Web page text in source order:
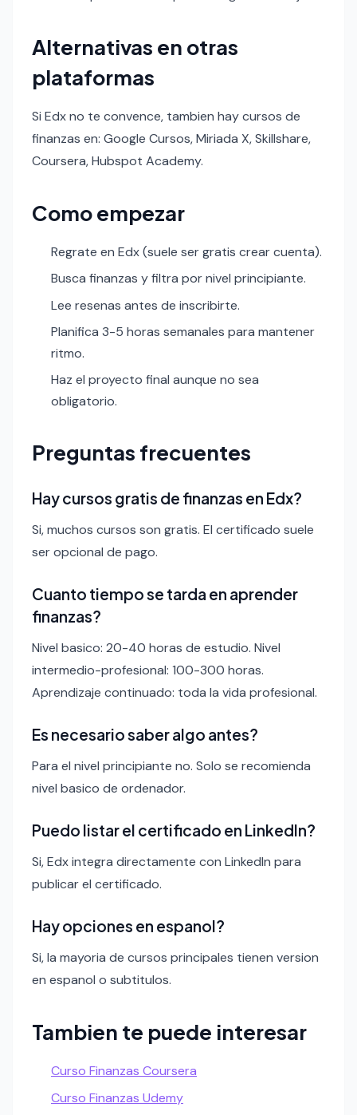
Alternativas en otras
plataformas
Si Edx no te convence, tambien hay cursos de
finanzas en: Google Cursos, Miriada X, Skillshare,
Coursera, Hubspot Academy.
Como empezar
Regrate en Edx (suele ser gratis crear cuenta).
Busca finanzas y filtra por nivel principiante.
Lee resenas antes de inscribirte.
Planifica 3-5 horas semanales para mantener
ritmo.
Haz el proyecto final aunque no sea
obligatorio.
Preguntas frecuentes
Hay cursos gratis de finanzas en Edx?
Si, muchos cursos son gratis. El certificado suele
ser opcional de pago.
Cuanto tiempo se tarda en aprender
finanzas?
Nivel basico: 20-40 horas de estudio. Nivel
intermedio-profesional: 100-300 horas.
Aprendizaje continuado: toda la vida profesional.
Es necesario saber algo antes?
Para el nivel principiante no. Solo se recomienda
nivel basico de ordenador.
Puedo listar el certificado en LinkedIn?
Si, Edx integra directamente con LinkedIn para
publicar el certificado.
Hay opciones en espanol?
Si, la mayoria de cursos principales tienen version
en espanol o subtitulos.
Tambien te puede interesar
Curso Finanzas Coursera
Curso Finanzas Udemy